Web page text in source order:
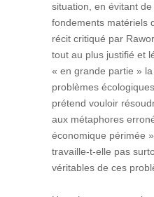
situation, en évitant
fondements matériels
récit critiqué par
tout au plus justifié et
« en grande partie »
problèmes
prétend vouloir
aux métaphores
économique périmée
travaille-t-elle pas
véritables de ces